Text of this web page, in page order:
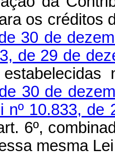
os créditos
30 de
de 29 de
30 de
nº 10.833,
6º,
mesma